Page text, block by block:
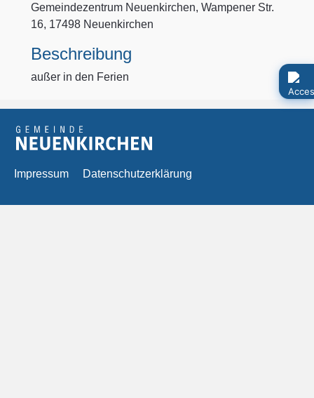
Gemeindezentrum Neuenkirchen, Wampener Str.
16, 17498 Neuenkirchen
Beschreibung
außer in den Ferien
Impressum Datenschutzerklärung